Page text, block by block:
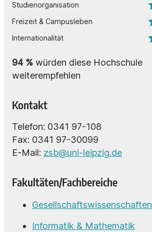
Studienorganisation
Freizeit & Campusleben
Internationalität
94 % würden diese Hochschule
weiterempfehlen
Kontakt
Telefon: 0341 97-108
Fax: 0341 97-30099
E-Mail: zsb@uni-leipzig.de
Fakultäten/Fachbereiche
Gesellschaftswissenschaften
Informatik & Mathematik